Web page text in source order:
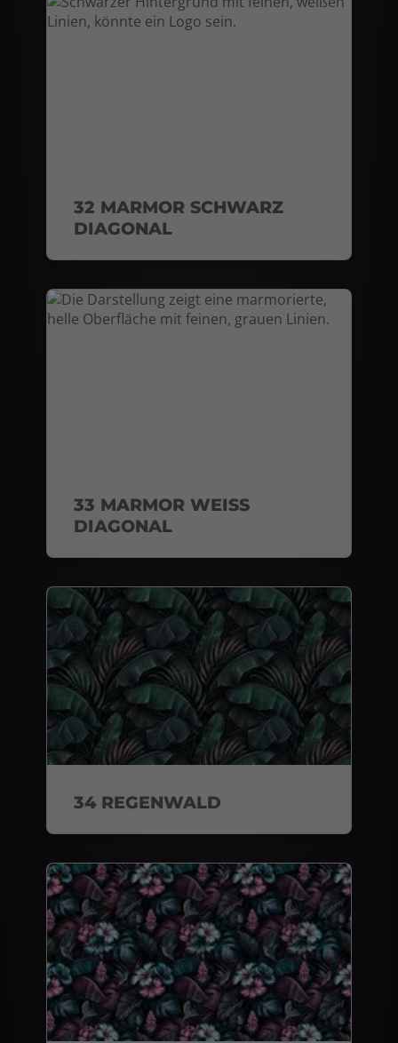
32 MARMOR SCHWARZ
DIAGONAL
33 MARMOR WEISS
DIAGONAL
34 REGENWALD